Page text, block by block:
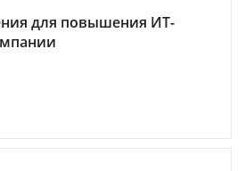
для повышения ИТ-